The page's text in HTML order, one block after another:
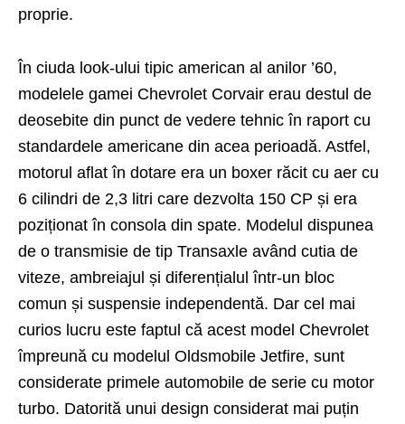
proprie.
În ciuda look-ului tipic american al anilor ’60,
modelele gamei Chevrolet Corvair erau destul de
deosebite din punct de vedere tehnic în raport cu
standardele americane din acea perioadă. Astfel,
motorul aflat în dotare era un boxer răcit cu aer cu
6 cilindri de 2,3 litri care dezvolta 150 CP și era
poziționat în consola din spate. Modelul dispunea
de o transmisie de tip Transaxle având cutia de
viteze, ambreiajul și diferențialul într-un bloc
comun și suspensie independentă. Dar cel mai
curios lucru este faptul că acest model Chevrolet
împreună cu modelul Oldsmobile Jetfire, sunt
considerate primele automobile de serie cu motor
turbo. Datorită unui design considerat mai puțin